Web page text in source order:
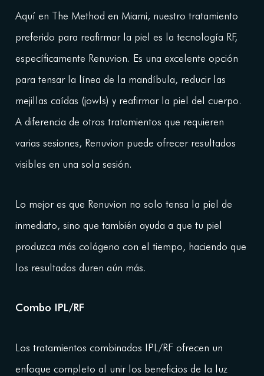
Aquí en The Method en Miami, nuestro tratamiento
preferido para reafirmar la piel es la tecnología RF,
específicamente Renuvion. Es una excelente opción
para tensar la línea de la mandíbula, reducir las
mejillas caídas (jowls) y reafirmar la piel del cuerpo.
A diferencia de otros tratamientos que requieren
varias sesiones, Renuvion puede ofrecer resultados
visibles en una sola sesión.
Lo mejor es que Renuvion no solo tensa la piel de
inmediato, sino que también ayuda a que tu piel
produzca más colágeno con el tiempo, haciendo que
los resultados duren aún más.
Combo IPL/RF
Los tratamientos combinados IPL/RF ofrecen un
enfoque completo al unir los beneficios de la luz